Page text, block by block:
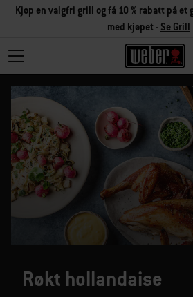
Kjøp en valgfri grill og få 10 % rabatt på
med kjøpet - Se Grill
Røkt hollandaise